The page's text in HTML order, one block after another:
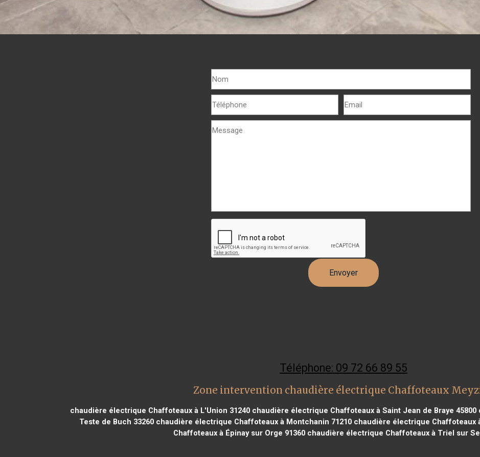
Téléphone: 09 72 66 89 55
Zone intervention chaudière électrique Chaffoteaux
chaudière électrique Chaffoteaux à L'Union 31240 chaudière électrique Chaffoteaux à Saint Jean de Braye 45800
Teste de Buch 33260chaudière électrique Chaffoteaux à Montchanin 71210chaudière électrique Chaffoteaux
Chaffoteaux à Épinay sur Orge 91360 chaudière électrique Chaffoteaux à Triel sur